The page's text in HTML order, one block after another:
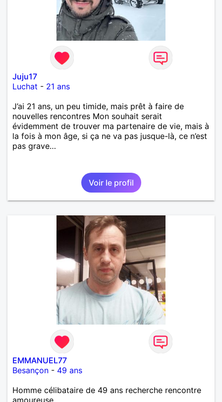
Juju17
Luchat - 21 ans
J’ai 21 ans, un peu timide, mais prêt à faire de
nouvelles rencontres Mon souhait serait
évidemment de trouver ma partenaire de vie, mais à
la fois à mon âge, si ça ne va pas jusque-là, ce n’est
pas grave…
Voir le profil
EMMANUEL77
Besançon - 49 ans
Homme célibataire de 49 ans recherche rencontre
amoureuse